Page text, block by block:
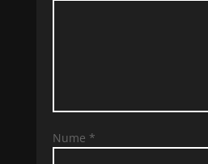
Nume *